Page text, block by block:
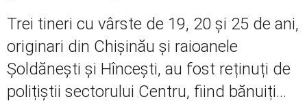
Externe
Trei tineri cu vârste de 19, 20 și 25 de ani,
originari din Chișinău și raioanele
Șoldănești și Hîncești, au fost reținuți de
polițiștii sectorului Centru, fiind bănuiți...